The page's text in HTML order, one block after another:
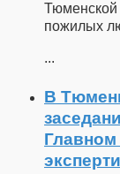
Тюменской
пожилых
...
В